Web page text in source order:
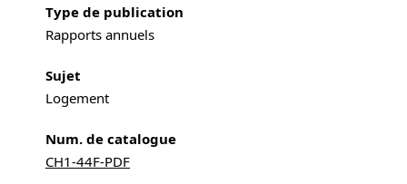
Type de publication
Rapports annuels
Sujet
Logement
Num. de catalogue
CH1-44F-PDF